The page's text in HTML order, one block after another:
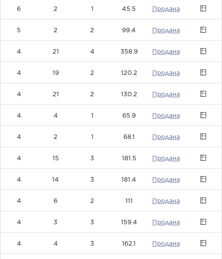
6 2 1 45.5 0
5 2 2 99.4 0
4 21 4 358.9 0
4 19 2 120.2 0
4 21 2 130.2 0
4 4 1 65.9 0
4 2 1 68.1 0
4 15 3 181.5 0
4 14 3 181.4 0
4 6 2 111 0
4 3 3 159.4 0
4 4 3 162.1 0